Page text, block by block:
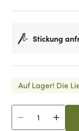
Stickung
Auf Lager! Die
Menge